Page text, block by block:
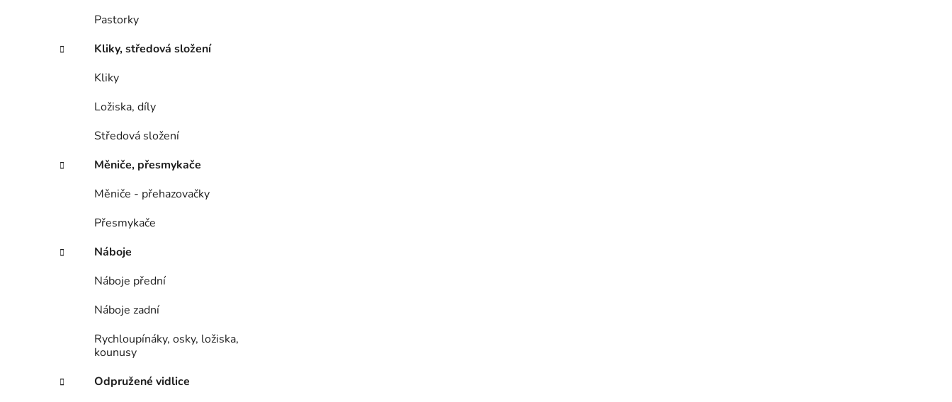
Pastorky
Kliky, středová složení
Kliky
Ložiska, díly
Středová složení
Měniče, přesmykače
Měniče - přehazovačky
Přesmykače
Náboje
Náboje přední
Náboje zadní
Rychloupínáky, osky, ložiska,
kounusy
Odpružené vidlice